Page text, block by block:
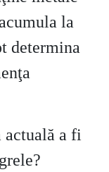
la
determina
actuală a fi